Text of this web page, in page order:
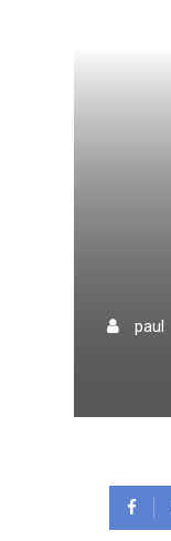
paul